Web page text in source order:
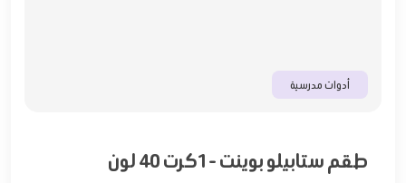
أدوات مدرسية
طقم ستابيلو بوينت -1كرت 40 لون